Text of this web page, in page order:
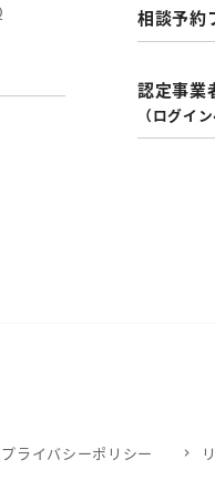
相談予約
認定事業
（ログイ
プライバシーポリシー